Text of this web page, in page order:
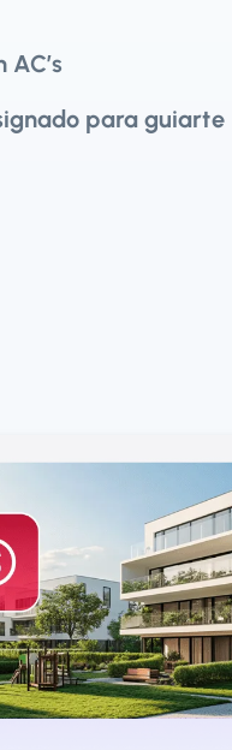
para guiarte